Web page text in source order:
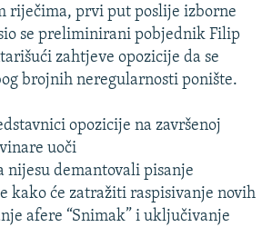
riječima, prvi put poslije izborne
se preliminirani pobjednik Filip
zahtjeve opozicije da se
brojnih neregularnosti ponište.
opozicije na završenoj
uoči
nijesu demantovali pisanje
kako će zatražiti raspisivanje novih
afere “Snimak” i uključivanje